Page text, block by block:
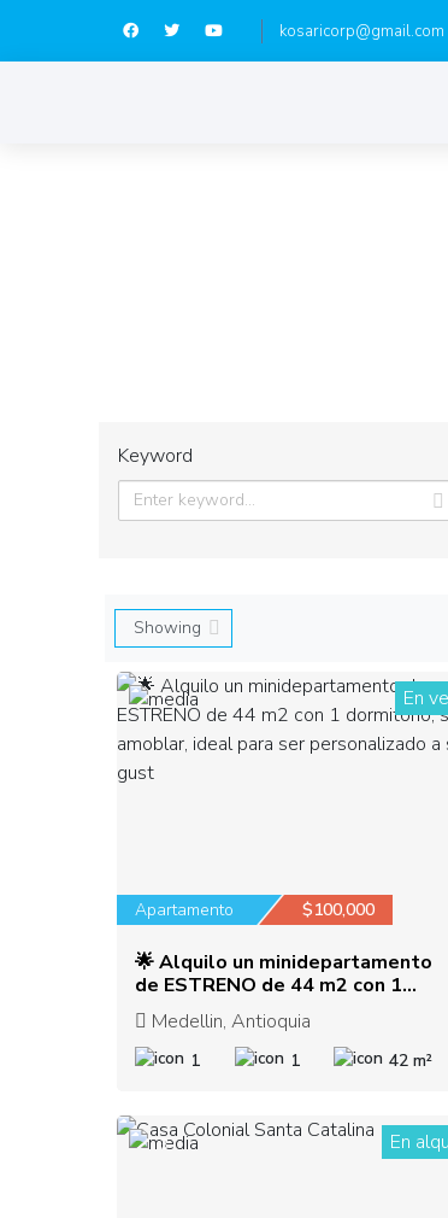
kosaricorp@gmail.com
Keyword
1 En
Apartamento $100,000
🌟 Alquilo un minidepartamento
de ESTRENO de 44 m2 con 1
dormitorio, sin amoblar, ideal para
ser personalizado a su gust
Medellin, Antioquia
1 1 42 m²
3 En